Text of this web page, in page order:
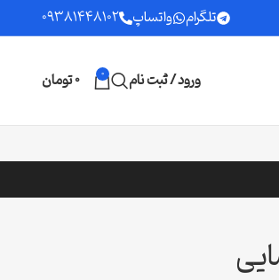
تلگرام واتساپ 09381448102
ورود / ثبت نام 0
0تومان